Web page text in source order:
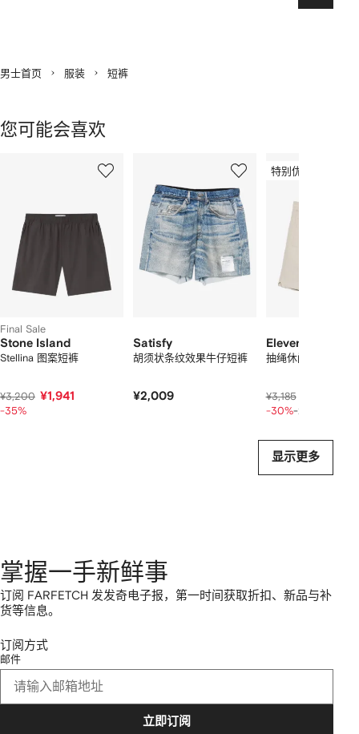
一
男士首页 服装 短裤
您可能会喜欢
Final Sale
Stone Island
Stellina 图案短裤
¥3,200 ¥1,941
-35%
Satisfy
胡须状条纹效果牛仔短裤
¥2,009
特别优惠
Eleventy
抽绳休闲短裤
¥3,185
-30%-20%
显示更多
掌握一手新鲜事
订阅 FARFETCH 发发奇电子报，第一时间获取折扣、新品与补
货等信息。
订阅方式
邮件
立即订阅